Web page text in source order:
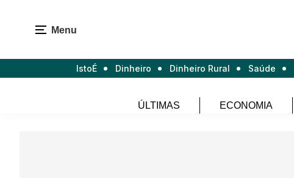
Menu
IstoÉ Dinheiro Dinheiro Rural Saúde
ÚLTIMAS ECONOMIA